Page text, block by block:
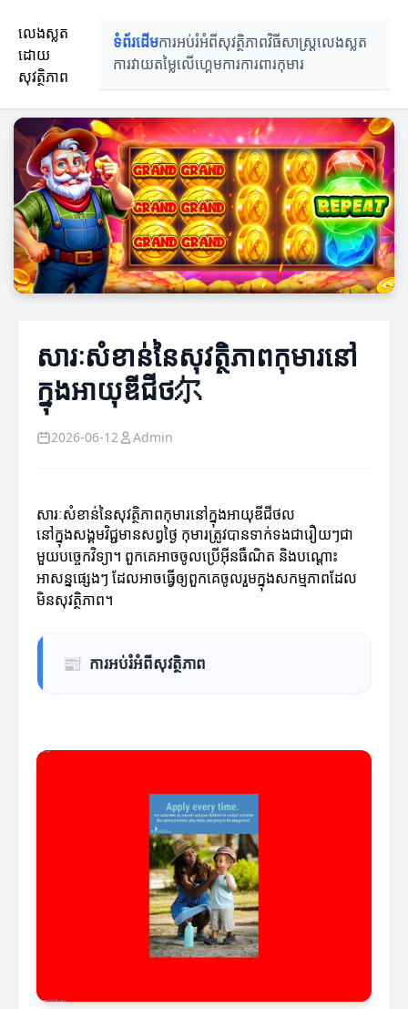
លេងស្លត
ដោយ
សុវត្ថិភាព
ទំព័រដើមការអប់រំអំពីសុវត្ថិភាពវិធីសាស្ត្រលេងស្លត
ការវាយតម្លៃលើហ្គេមការការពារកុមារ
សារៈសំខាន់នៃសុវត្ថិភាពកុមារនៅ
ក្នុងអាយុឌីជីថ尔
2026-06-12 Admin
សារៈសំខាន់នៃសុវត្ថិភាពកុមារនៅក្នុងអាយុឌីជីថល
នៅក្នុងសង្គមវិជ្ជមានសព្វថ្ងៃ កុមារត្រូវបានទាក់ទងជារឿយៗជា
មួយបច្ចេកវិទ្យា។ ពួកគេអាចចូលប្រើអ៊ីនធឺណិត និងបណ្តោះ
អាសន្នផ្សេងៗ ដែលអាចធ្វើឲ្យពួកគេចូលរួមក្នុងសកម្មភាពដែល
មិនសុវត្ថិភាព។
📰 ការអប់រំអំពីសុវត្ថិភាព